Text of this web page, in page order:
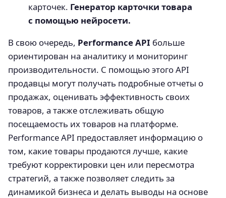
карточек. Генератор карточки товара
с помощью нейросети.
В свою очередь, Performance API больше
ориентирован на аналитику и мониторинг
производительности. С помощью этого API
продавцы могут получать подробные отчеты о
продажах, оценивать эффективность своих
товаров, а также отслеживать общую
посещаемость их товаров на платформе.
Performance API предоставляет информацию о
том, какие товары продаются лучше, какие
требуют корректировки цен или пересмотра
стратегий, а также позволяет следить за
динамикой бизнеса и делать выводы на основе